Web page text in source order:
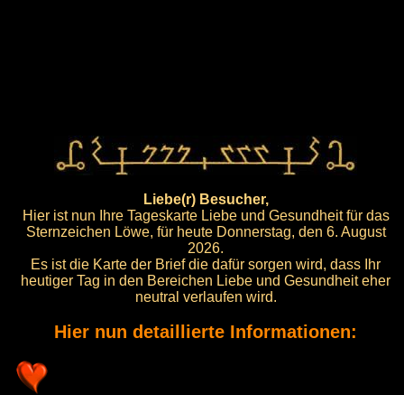
Liebe(r) Besucher,
Hier ist nun Ihre Tageskarte Liebe und Gesundheit für das
Sternzeichen Löwe, für heute Donnerstag, den 6. August
2026.
Es ist die Karte der Brief die dafür sorgen wird, dass Ihr
heutiger Tag in den Bereichen Liebe und Gesundheit eher
neutral verlaufen wird.
Hier nun detaillierte Informationen: